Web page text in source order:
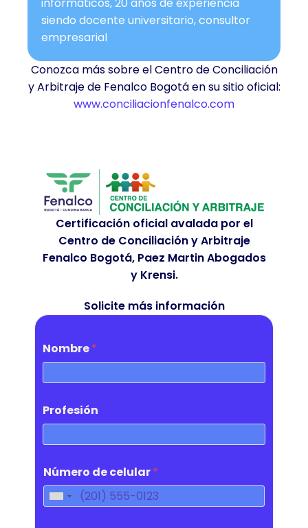
siendo docente universitario, consultor
empresarial
Conozca más sobre el Centro de Conciliación
y Arbitraje de Fenalco Bogotá en su sitio oficial:
www.conciliacionfenalco.com
Certificación oficial avalada por el
Centro de Conciliación y Arbitraje
Fenalco Bogotá, Paez Martin Abogados
y Krensi.
Solicite más información
Nombre*
Profesión
Número de celular*